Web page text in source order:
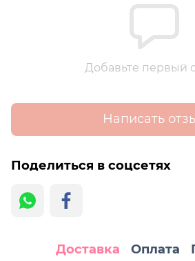
Добавьте первый
Написать
Поделиться в соцсетях
Доставка Оплата